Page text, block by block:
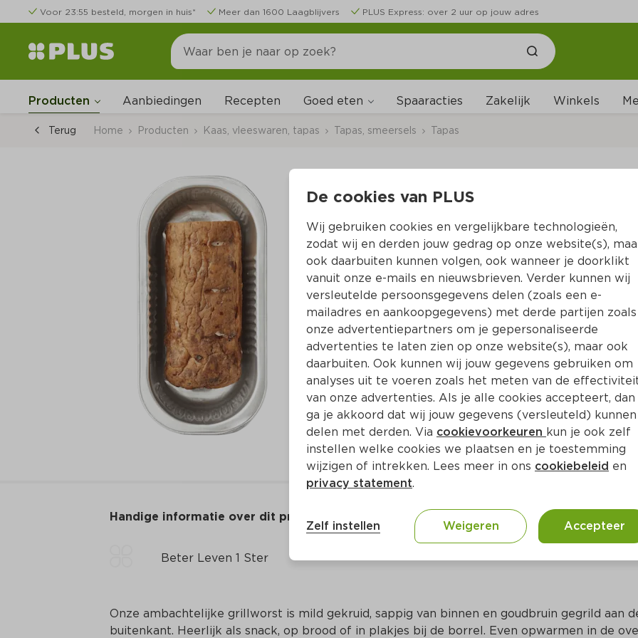
Voor 23:55 besteld, morgen in huis* Meer dan 1600 Laagblijvers PLUS Express: over 2 uur op jouw adres
Producten Aanbiedingen Recepten Goed eten Spaaracties Zakelijk Winkels
Terug Home Producten Kaas, vleeswaren, tapas Tapas, smeersels Tapas
Het Borrelhuys
Per Bakje 250 g  (per kilo €19.96)
4.99
Toevoegen
Handige informatie over dit product
Beter Leven 1 Ster
Onze ambachtelijke grillworst is mild gekruid, sappig van binnen en goudbruin gegrild aan
buitenkant. Heerlijk als snack, op brood of in plakjes bij de borrel. Even opwarmen in de
De cookies van PLUS
Wij gebruiken cookies en vergelijkbare technologieën,
zodat wij en derden jouw gedrag op onze website(s),
ook daarbuiten kunnen volgen, ook wanneer je doorklikt
vanuit onze e-mails en nieuwsbrieven. Verder kunnen wij
versleutelde persoonsgegevens delen (zoals een e-
mailadres en aankoopgegevens) met derde partijen zoals
onze advertentiepartners om je gepersonaliseerde
advertenties te laten zien op onze website(s), maar ook
daarbuiten. Ook kunnen wij jouw gegevens gebruiken om
analyses uit te voeren zoals het meten van de
van onze advertenties. Als je alle cookies accepteert, dan
ga je akkoord dat wij jouw gegevens (versleuteld) kunnen
delen met derden. Via cookievoorkeuren kun je ook zelf
instellen welke cookies we plaatsen en je toestemming
wijzigen of intrekken. Lees meer in ons cookiebeleid en
privacy statement.
Zelf instellen Weigeren Accepteer